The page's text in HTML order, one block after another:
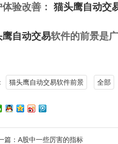
体验改善： 猫头鹰自动交
鹰自动交易软件的前景是
猫头鹰自动交易软件前景 全部
篇：A股中一些厉害的指标